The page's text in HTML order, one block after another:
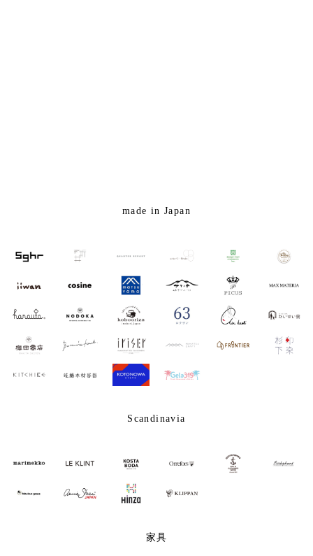
made in Japan
Scandinavia
家具